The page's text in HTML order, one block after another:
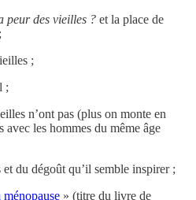
peur des vieilles ? et la place de
;
;
n’ont pas (plus on monte en
avec les hommes du même âge
du dégoût qu’il semble inspirer ;
» (titre du livre de